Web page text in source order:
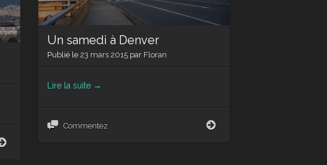
Un samedi à Denver
Publié le23 mars 2015 par Floran
Lire la suite →
Commentez